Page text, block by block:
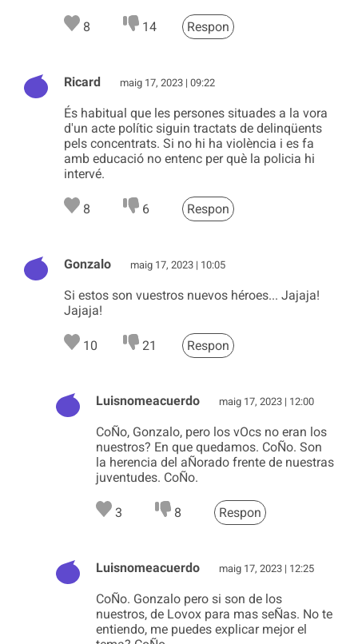
8 14 Respon
Ricard maig 17, 2023 | 09:22
És habitual que les persones situades a la vora
d'un acte polític siguin tractats de delinqüents
pels concentrats. Si no hi ha violència i es fa
amb educació no entenc per què la policia hi
intervé.
8 6 Respon
Gonzalo maig 17, 2023 | 10:05
Si estos son vuestros nuevos héroes... Jajaja!
Jajaja!
10 21 Respon
Luisnomeacuerdo maig 17, 2023 | 12:00
CoÑo, Gonzalo, pero los vOcs no eran los
nuestros? En que quedamos. CoÑo. Son
la herencia del aÑorado frente de nuestras
juventudes. CoÑo.
3 8 Respon
Luisnomeacuerdo maig 17, 2023 | 12:25
CoÑo. Gonzalo pero si son de los
nuestros, de Lovox para mas seÑas. No te
entiendo, me puedes explicar mejor el